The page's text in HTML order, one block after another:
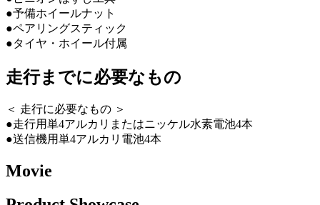
●予備ホイールナット
●ペアリングスティック
●タイヤ・ホイール付属
走行までに必要なもの
＜ 走行に必要なもの ＞
●走行用単4アルカリまたはニッケル水素電池4本
●送信機用単4アルカリ電池4本
Movie